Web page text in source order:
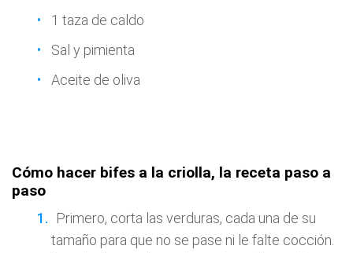
1 taza de caldo
Sal y pimienta
Aceite de oliva
Cómo hacer bifes a la criolla, la receta paso a
paso
Primero, corta las verduras, cada una de su
tamaño para que no se pase ni le falte cocción.